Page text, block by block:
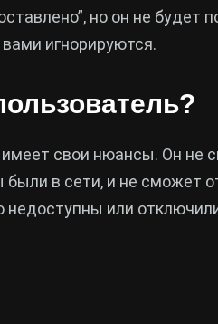
но он не будет
игнорируются.
имеет свои нюансы. Он не
были в сети, и не сможет
недоступны или